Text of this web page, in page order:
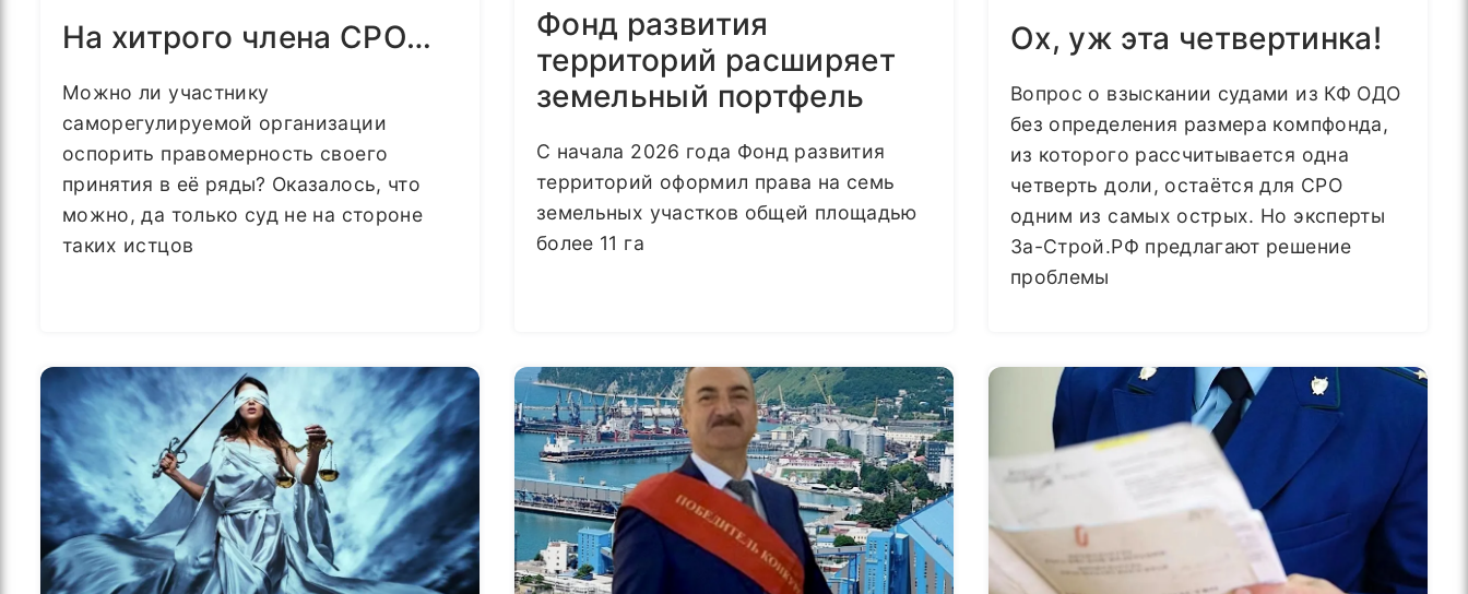
На хитрого члена СРО…
Можно ли участнику
саморегулируемой организации
оспорить правомерность своего
принятия в её ряды? Оказалось, что
можно, да только суд не на стороне
таких истцов
Фонд развития
территорий расширяет
земельный портфель
С начала 2026 года Фонд развития
территорий оформил права на семь
земельных участков общей площадью
более 11 га
Ох, уж эта четвертинка!
Вопрос о взыскании судами из КФ ОДО
без определения размера компфонда,
из которого рассчитывается одна
четверть доли, остаётся для СРО
одним из самых острых. Но эксперты
За-Строй.РФ предлагают решение
проблемы